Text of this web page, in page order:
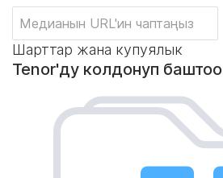
Шарттар жана купуялык
Tenor'ду колдонуп баштоо